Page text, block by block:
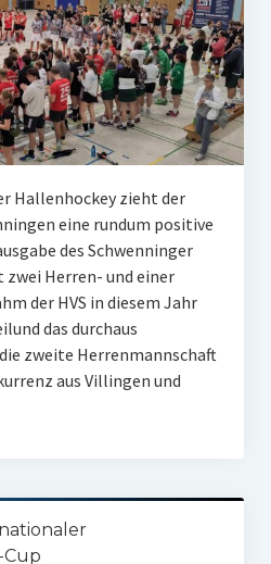
Hallenhockey zieht der
eine rundum positive
des Schwenninger
Herren- und einer
der HVS in diesem Jahr
das durchaus
zweite Herrenmannschaft
aus Villingen und
Cup